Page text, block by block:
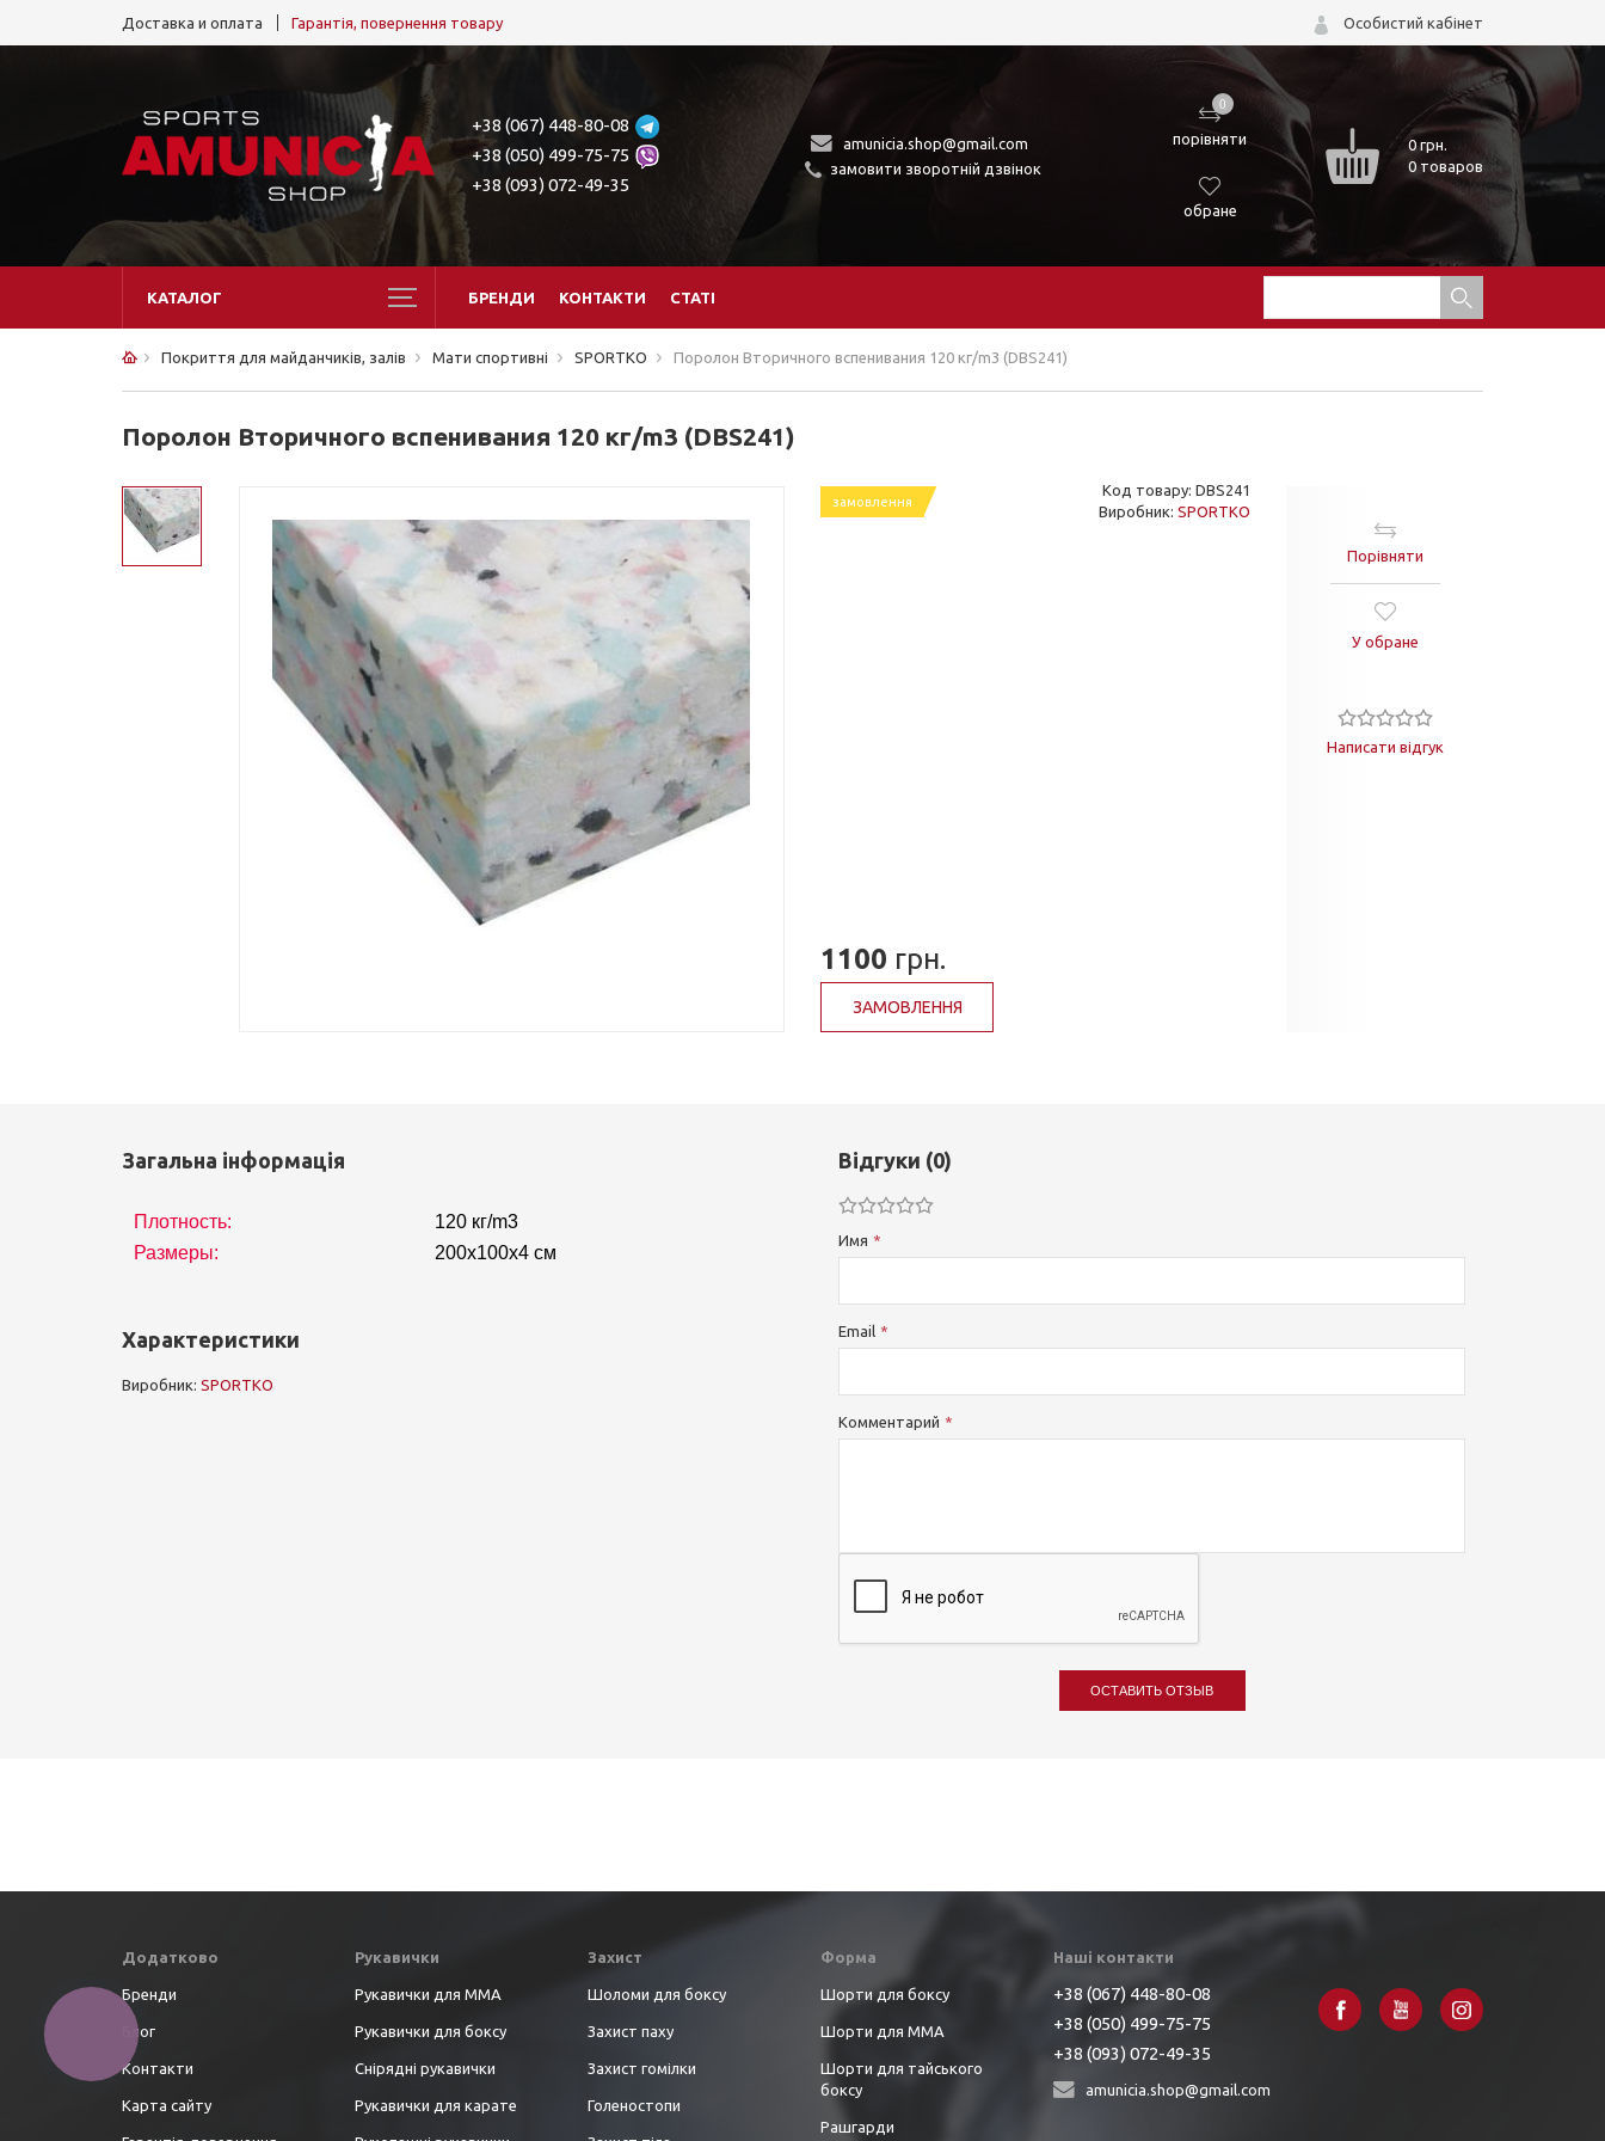
Доставка и оплата Гарантія, повернення товару Особистий кабінет
+38 (067) 448-80-08
+38 (050) 499-75-75
+38 (093) 072-49-35
amunicia.shop@gmail.com
замовити зворотній дзвінок
0
порівняти
обране
0грн.
0 товаров
КАТАЛОГ БРЕНДИ КОНТАКТИ СТАТІ
Покриття для майданчиків, залів Мати спортивні SPORTKO Поролон Вторичного вспенивания 120 кг/m3 (DBS241)
Поролон Вторичного вспенивания 120 кг/m3 (DBS241)
замовлення
Код товару: DBS241
Виробник: SPORTKO
1100 грн.
ЗАМОВЛЕННЯ
Порівняти
У обране
Написати відгук
Загальна інформація
Плотность:
120 кг/m3
Размеры:
200х100х4 см
Характеристики
Виробник: SPORTKO
Відгуки (0)
Имя
Email
Комментарий
ОСТАВИТЬ ОТЗЫВ
Додатково
Бренди
Блог
Контакти
Карта сайту
Рукавички
Рукавички для ММА
Рукавички для боксу
Снірядні рукавички
Рукавички для карате
Захист
Шоломи для боксу
Захист паху
Захист гомілки
Голеностопи
Форма
Шорти для боксу
Шорти для ММА
Шорти для тайського
боксу
Рашгарди
Наші контакти
+38 (067) 448-80-08
+38 (050) 499-75-75
+38 (093) 072-49-35
amunicia.shop@gmail.com